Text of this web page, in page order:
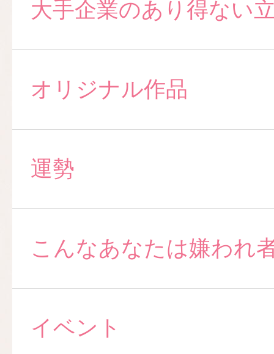
大手企業のあり得ない
オリジナル作品
運勢
こんなあなたは嫌われ
イベント